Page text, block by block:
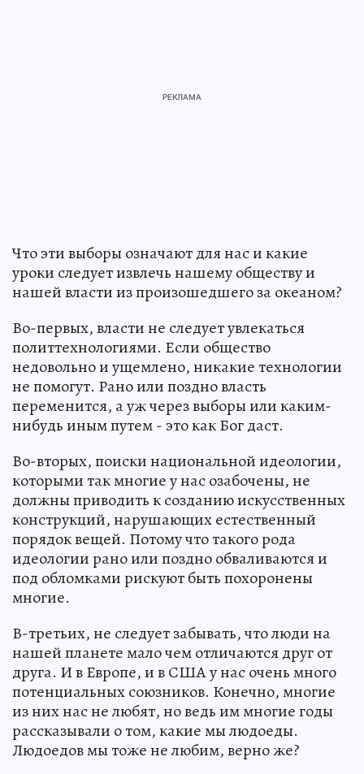
Что эти выборы означают для нас и какие
уроки следует извлечь нашему обществу и
нашей власти из произошедшего за океаном?
Во-первых, власти не следует увлекаться
политтехнологиями. Если общество
недовольно и ущемлено, никакие технологии
не помогут. Рано или поздно власть
переменится, а уж через выборы или каким-
нибудь иным путем - это как Бог даст.
Во-вторых, поиски национальной идеологии,
которыми так многие у нас озабочены, не
должны приводить к созданию искусственных
конструкций, нарушающих естественный
порядок вещей. Потому что такого рода
идеологии рано или поздно обваливаются и
под обломками рискуют быть похоронены
многие.
В-третьих, не следует забывать, что люди на
нашей планете мало чем отличаются друг от
друга. И в Европе, и в США у нас очень много
потенциальных союзников. Конечно, многие
из них нас не любят, но ведь им многие годы
рассказывали о том, какие мы людоеды.
Людоедов мы тоже не любим, верно же?